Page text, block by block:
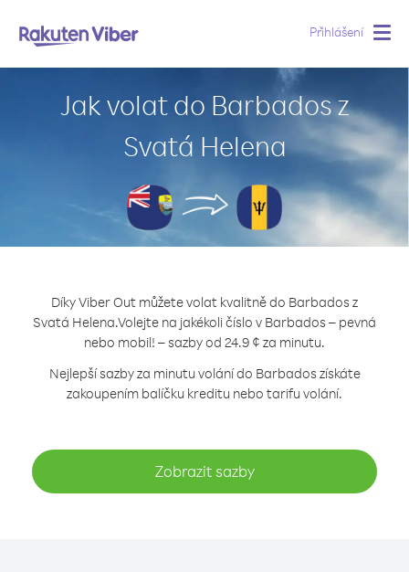
Přihlášení
Jak volat do Barbados z
Svatá Helena
Díky Viber Out můžete volat kvalitně do Barbados z
Svatá Helena.Volejte na jakékoli číslo v Barbados – pevná
nebo mobil! – sazby od 24.9 ¢ za minutu.
Nejlepší sazby za minutu volání do Barbados získáte
zakoupením balíčku kreditu nebo tarifu volání.
Zobrazit sazby